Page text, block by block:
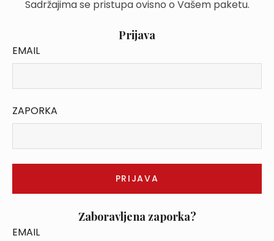
Sadržajima se pristupa ovisno o Vašem paketu.
Prijava
EMAIL
ZAPORKA
Zaboravljena zaporka?
EMAIL